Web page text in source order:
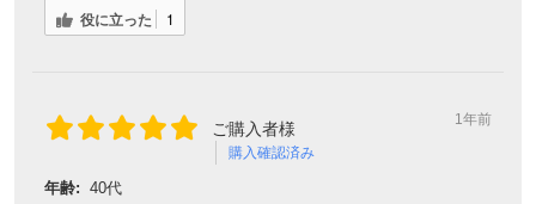
役に立った 1
ご購入者様
購入確認済み
1年前
年齢: 40代
クーポンのご利用方法はこちら >>